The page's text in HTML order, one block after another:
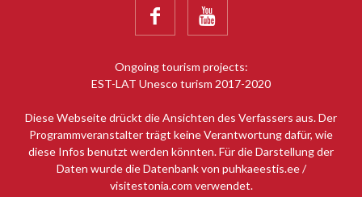
 
Ongoing tourism projects:
EST-LAT Unesco turism 2017-2020
Diese Webseite drückt die Ansichten des Verfassers aus. Der
Programmveranstalter trägt keine Verantwortung dafür, wie
diese Infos benutzt werden könnten. Für die Darstellung der
Daten wurde die Datenbank von puhkaeestis.ee /
visitestonia.com verwendet.